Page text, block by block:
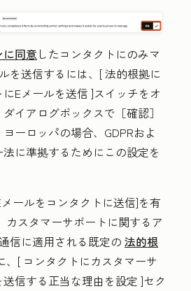
同意 したコンタクトにのみマ
を送信するには、[法的根拠に
Eメールを送信 ]スイッチをオ
イアログボックスで ［確認］
ーロッパの場合、GDPRおよ
に準拠するためにこの設定を
ールをコンタクトに送信]を有
カスタマーサポートに関するア
信に適用される既定の 法的根
、[ コンタクトにカスタマーサ
信する正当な理由を設定 ]セク